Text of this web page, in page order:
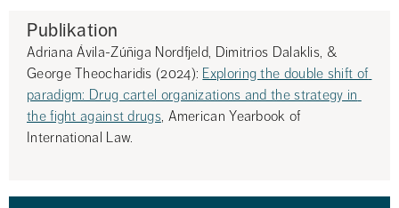
Publikation
Adriana Ávila-Zúñiga Nordfjeld, Dimitrios Dalaklis, &
George Theocharidis (2024): Exploring the double shift of
paradigm: Drug cartel organizations and the strategy in
the fight against drugs, American Yearbook of
International Law.